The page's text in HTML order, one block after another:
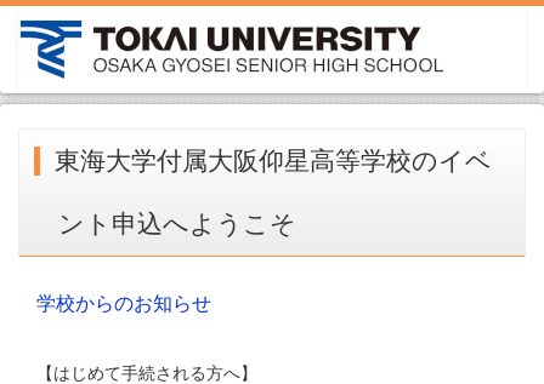
東海大学付属大阪仰星高等学校のイベ
ント申込へようこそ
学校からのお知らせ
【はじめて手続される方へ】